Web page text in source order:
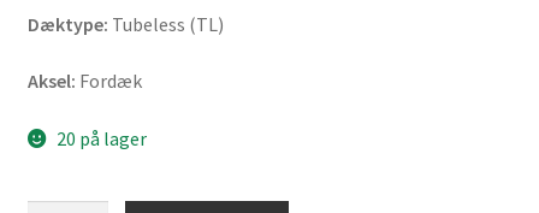
Dæktype: Tubeless (TL)
Aksel: Fordæk
20 på lager